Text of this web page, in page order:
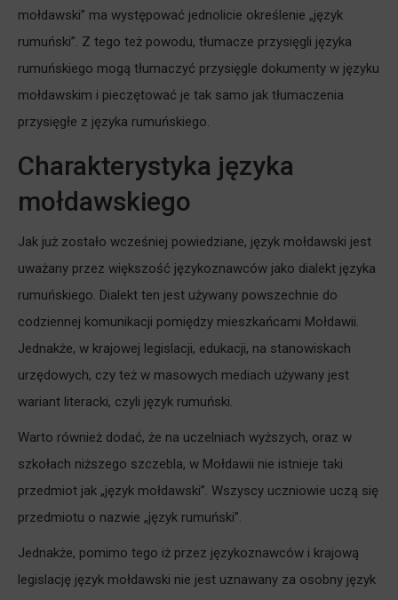
mołdawski” ma występować jednolicie określenie „język
rumuński”. Z tego też powodu, tłumacze przysięgli języka
rumuńskiego mogą tłumaczyć przysięgle dokumenty w języku
mołdawskim i pieczętować je tak samo jak tłumaczenia
przysięgłe z języka rumuńskiego.
Charakterystyka języka
mołdawskiego
Jak już zostało wcześniej powiedziane, język mołdawski jest
uważany przez większość językoznawców jako dialekt języka
rumuńskiego. Dialekt ten jest używany powszechnie do
codziennej komunikacji pomiędzy mieszkańcami Mołdawii.
Jednakże, w krajowej legislacji, edukacji, na stanowiskach
urzędowych, czy też w masowych mediach używany jest
wariant literacki, czyli język rumuński.
Warto również dodać, że na uczelniach wyższych, oraz w
szkołach niższego szczebla, w Mołdawii nie istnieje taki
przedmiot jak „język mołdawski”. Wszyscy uczniowie uczą się
przedmiotu o nazwie „język rumuński”.
Jednakże, pomimo tego iż przez językoznawców i krajową
legislację język mołdawski nie jest uznawany za osobny język